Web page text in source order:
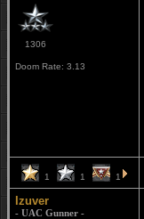
1306
Doom Rate: 3.13
1 1 1
Izuver
- UAC Gunner -